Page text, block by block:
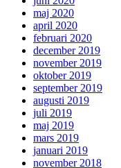
maj 2020
april 2020
februari 2020
december 2019
november 2019
oktober 2019
september 2019
augusti 2019
juli 2019
maj 2019
mars 2019
januari 2019
november 2018